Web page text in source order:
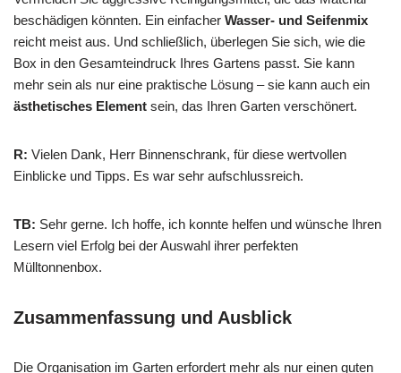
beschädigen könnten. Ein einfacher Wasser- und Seifenmix
reicht meist aus. Und schließlich, überlegen Sie sich, wie die
Box in den Gesamteindruck Ihres Gartens passt. Sie kann
mehr sein als nur eine praktische Lösung – sie kann auch ein
ästhetisches Element sein, das Ihren Garten verschönert.
R: Vielen Dank, Herr Binnenschrank, für diese wertvollen
Einblicke und Tipps. Es war sehr aufschlussreich.
TB: Sehr gerne. Ich hoffe, ich konnte helfen und wünsche Ihren
Lesern viel Erfolg bei der Auswahl ihrer perfekten
Mülltonnenbox.
Zusammenfassung und Ausblick
Die Organisation im Garten erfordert mehr als nur einen guten